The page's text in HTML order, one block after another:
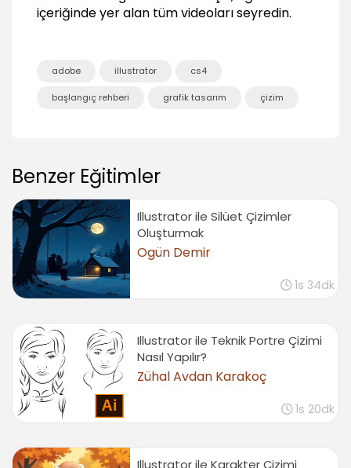
08:24
metodu
Blob Brush Tool, Eraser Tool, Scissors Tool,
Knife Tool
05:39
Clipping mask mantığı ve kullanımı
04:26
Transform Özellikleri
05:46
Scaling, Skew, Reshape özellikleri
04:25
Döndürme ve yansıma özellikleri (Rotating,
Reflect)
05:00
özellikleri
içeriğinde yer alan tüm videoları seyredin.
adobe illustrator cs4
başlangıç rehberi grafik tasarım çizim
Benzer Eğitimler
Illustrator ile Silüet Çizimler
Oluşturmak
Ogün Demir
1s 34dk
Illustrator ile Teknik Portre Çizimi
Nasıl Yapılır?
Zühal Avdan Karakoç
1s 20dk
Illustrator ile Karakter Çizimi